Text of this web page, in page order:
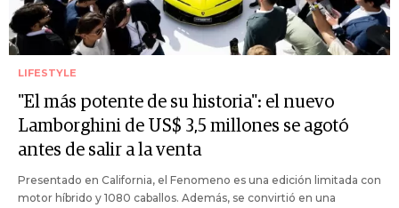
LIFESTYLE
"El más potente de su historia": el nuevo
Lamborghini de US$ 3,5 millones se agotó
antes de salir a la venta
Presentado en California, el Fenomeno es una edición limitada con
motor híbrido y 1080 caballos. Además, se convirtió en una